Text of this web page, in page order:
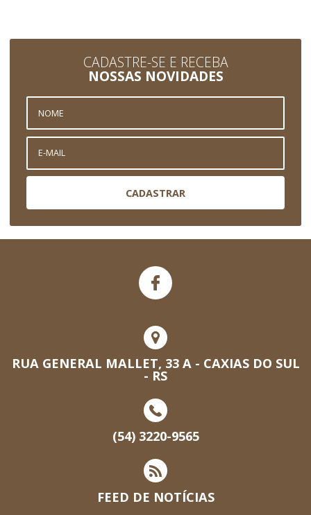
CADASTRE-SE E RECEBA
NOSSAS NOVIDADES
CADASTRAR
RUA GENERAL MALLET, 33 A - CAXIAS DO SUL
- RS
(54) 3220-9565
FEED DE NOTÍCIAS